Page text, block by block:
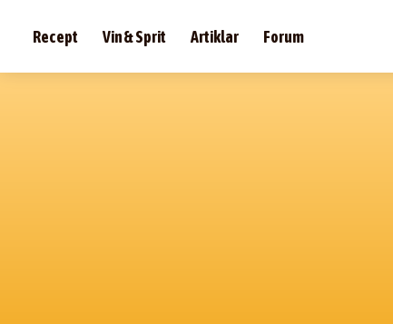
Recept Vin & Sprit Artiklar Forum